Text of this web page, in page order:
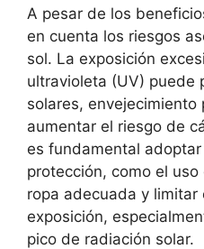
A pesar de los
en cuenta los riesgos
sol. La exposición
ultravioleta (UV) puede
solares,
aumentar el riesgo de
es fundamental
protección, como el
ropa adecuada y limitar
exposición,
pico de radiación solar.